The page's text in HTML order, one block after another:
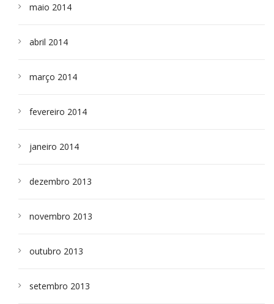
maio 2014
abril 2014
março 2014
fevereiro 2014
janeiro 2014
dezembro 2013
novembro 2013
outubro 2013
setembro 2013